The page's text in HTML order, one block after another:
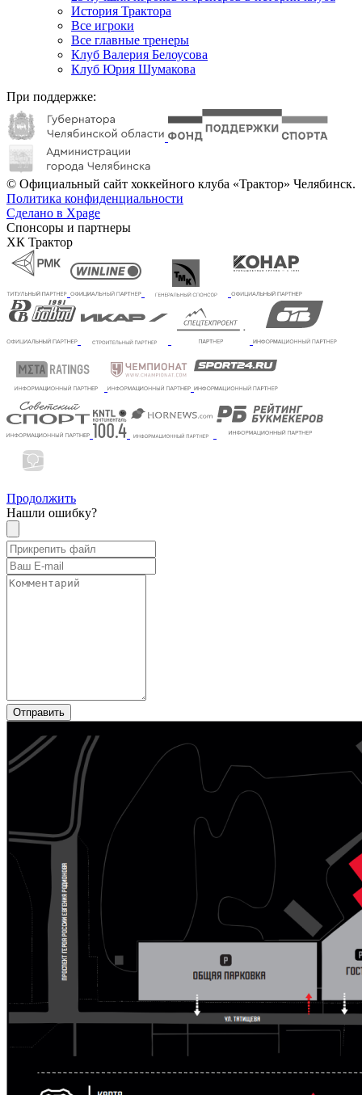
История Трактора
Все игроки
Все главные тренеры
Клуб Валерия Белоусова
Клуб Юрия Шумакова
При поддержке:
© Официальный сайт хоккейного клуба «Трактор» Челябинск.
Политика конфиденциальности
Сделано в Xpage
Спонсоры и партнеры
ХК Трактор
Продолжить
Нашли ошибку?